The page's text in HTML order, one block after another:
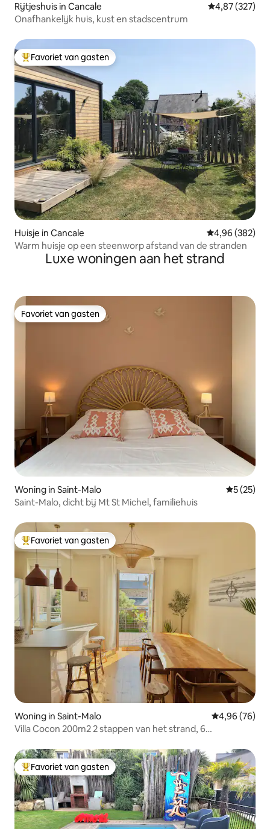
Rijtjeshuis in Cancale Gemiddelde
4,87 (327)
Onafhankelijk huis, kust en stadscentrum
Topfavoriet van gasten
Favoriet van gasten
Huisje in Cancale Gemiddelde
4,96 (382)
Warm huisje op een steenworp afstand van de stranden
Luxe woningen aan het strand
Favoriet van gasten
Favoriet van gasten
Woning in Saint-Malo
5 (25)
Saint-Malo, dicht bij Mt St Michel, familiehuis
Topfavoriet van gasten
Favoriet van gasten
Woning in Saint-Malo Gemiddelde
4,96 (76)
Villa Cocon 200m2 2 stappen van het strand, 6
Topfavoriet van gasten
Favoriet van gasten